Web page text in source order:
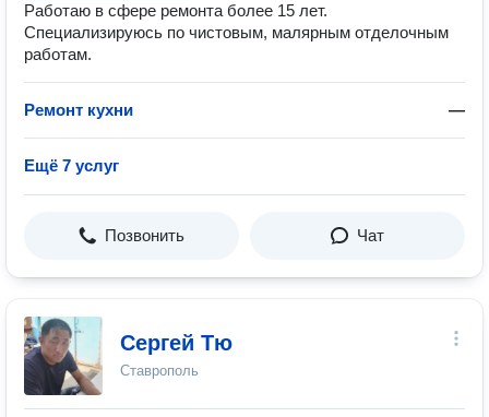
Работаю в сфере ремонта более 15 лет.
Специализируюсь по чистовым, малярным отделочным
работам.
Ремонт кухни —
Ещё 7 услуг
Позвонить Чат
Сергей Тю
Ставрополь